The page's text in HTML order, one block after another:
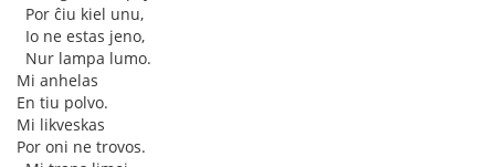
Por ĉiu kiel unu,
Io ne estas jeno,
Nur lampa lumo.
Mi anhelas
En tiu polvo.
Mi likveskas
Por oni ne trovos.